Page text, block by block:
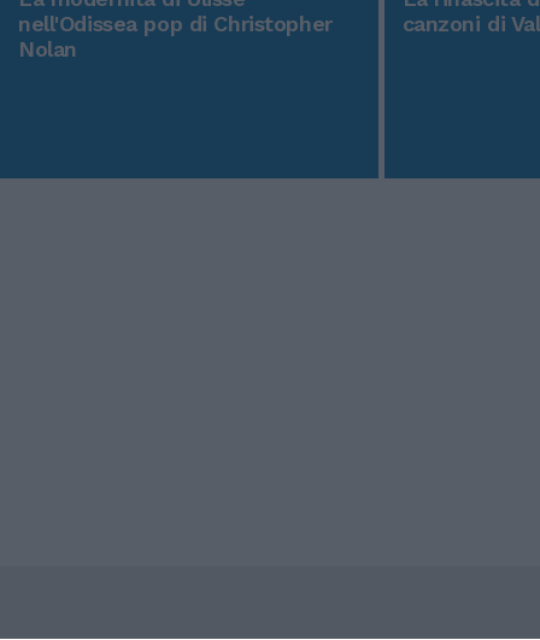
nell'Odissea pop di Christopher
Nolan
canzoni di